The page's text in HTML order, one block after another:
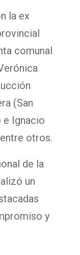
la ex
comunal
(San
e Ignacio
otros.
de la
un
y